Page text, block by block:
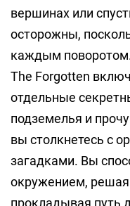
вершинах или
осторожны,
каждым
The Forgotten
отдельные
подземелья и
вы столкнетесь с
загадками. Вы
окружением,
прокладывая путь